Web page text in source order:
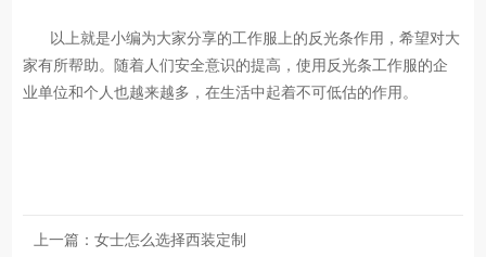
以上就是小编为大家分享的工作服上的反光条作用，希望对大
家有所帮助。随着人们安全意识的提高，使用反光条工作服的企
业单位和个人也越来越多，在生活中起着不可低估的作用。
上一篇：女士怎么选择西装定制